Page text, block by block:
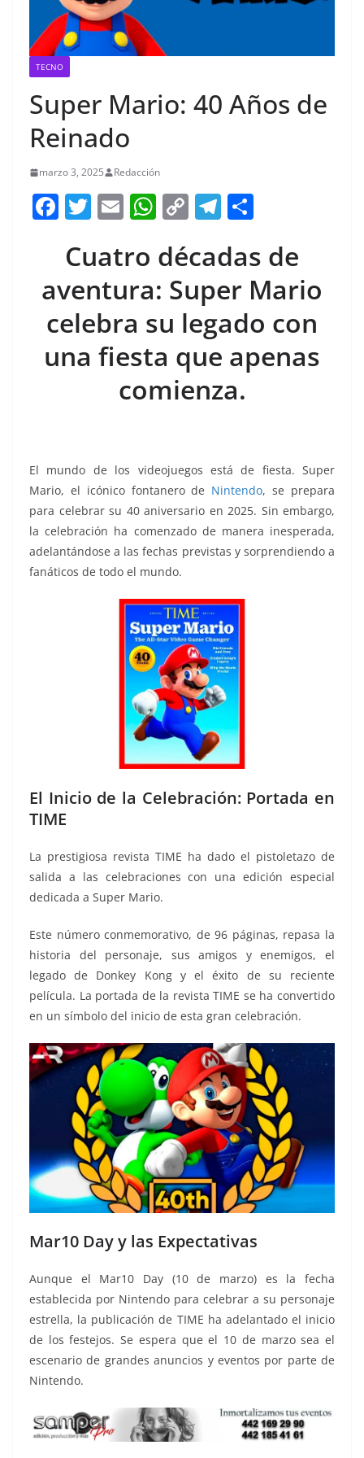
TECNO
Super Mario: 40 Años de
Reinado
marzo 3, 2025 Redacción
F
c
e
b
o
o
T
itt
er
E
ai
l
W
at
s
A
p
p
C
p
y
Li
n
k
T
e
gr
a
m
ar
e
Cuatro décadas de
aventura: Super Mario
celebra su legado con
una fiesta que apenas
comienza.
El mundo de los videojuegos está de fiesta. Super
Mario, el icónico fontanero de Nintendo, se prepara
para celebrar su 40 aniversario en 2025. Sin embargo,
la celebración ha comenzado de manera inesperada,
adelantándose a las fechas previstas y sorprendiendo a
fanáticos de todo el mundo.
El Inicio de la Celebración: Portada en
TIME
La prestigiosa revista TIME ha dado el pistoletazo de
salida a las celebraciones con una edición especial
dedicada a Super Mario.
Este número conmemorativo, de 96 páginas, repasa la
historia del personaje, sus amigos y enemigos, el
legado de Donkey Kong y el éxito de su reciente
película. La portada de la revista TIME se ha convertido
en un símbolo del inicio de esta gran celebración.
Mar10 Day y las Expectativas
Aunque el Mar10 Day (10 de marzo) es la fecha
establecida por Nintendo para celebrar a su personaje
estrella, la publicación de TIME ha adelantado el inicio
de los festejos. Se espera que el 10 de marzo sea el
escenario de grandes anuncios y eventos por parte de
Nintendo.